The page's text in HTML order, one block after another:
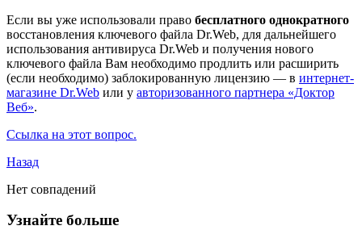
Если вы уже использовали право бесплатного однократного
восстановления ключевого файла Dr.Web, для дальнейшего
использования антивируса Dr.Web и получения нового
ключевого файла Вам необходимо продлить или расширить
(если необходимо) заблокированную лицензию — в интернет-
магазине Dr.Web или у авторизованного партнера «Доктор
Веб».
Ссылка на этот вопрос.
Назад
Нет совпадений
Узнайте больше